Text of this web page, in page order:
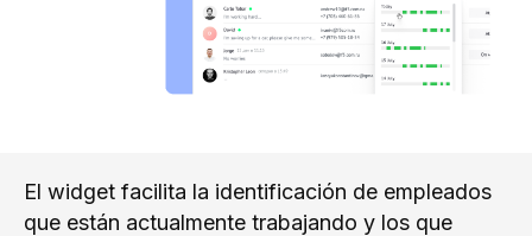
El widget facilita la identificación de empleados
que están actualmente trabajando y los que